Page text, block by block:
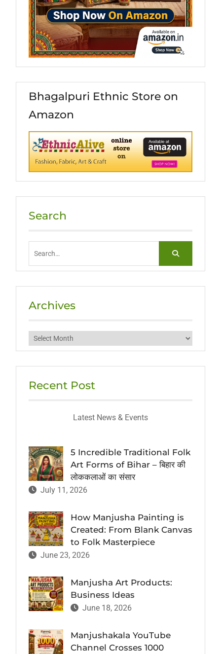
Bhagalpuri Ethnic Store on
Amazon
Search
Archives
Archives
Recent Post
Latest News & Events
5 Incredible Traditional Folk
Art Forms of Bihar – बिहार की
लोककलाओं का संसार
July 11, 2026
How Manjusha Painting is
Created: From Blank Canvas
to Folk Masterpiece
June 23, 2026
Manjusha Art Products:
Business Ideas
June 18, 2026
Manjushakala YouTube
Channel Crosses 1000